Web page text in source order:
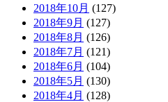
2018年10月 (127)
2018年9月 (127)
2018年8月 (126)
2018年7月 (121)
2018年6月 (104)
2018年5月 (130)
2018年4月 (128)